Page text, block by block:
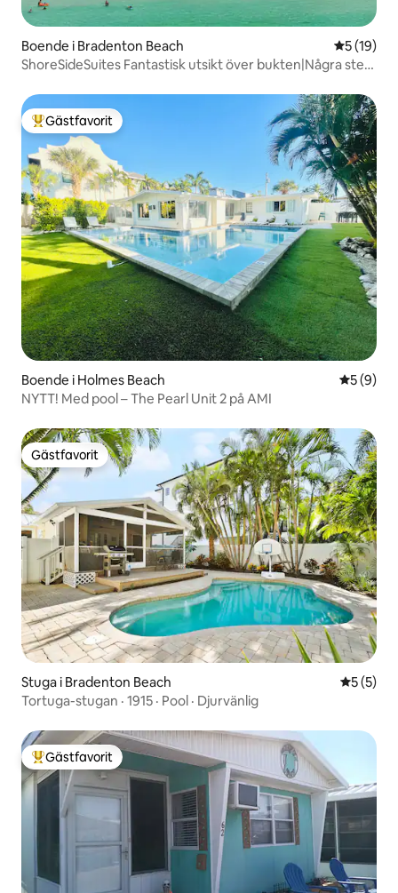
Boende i Bradenton Beach 5 av 5 i
5 (19)
ShoreSideSuites Fantastisk utsikt över bukten|Några steg
Populär gästfavorit
Gästfavorit
Boende i Holmes Beach 5 av 5 i
5 (9)
NYTT! Med pool – The Pearl Unit 2 på AMI
Gästfavorit
Gästfavorit
Stuga i Bradenton Beach 5 av 5 i
5 (5)
Tortuga-stugan · 1915 · Pool · Djurvänlig
Populär gästfavorit
Gästfavorit